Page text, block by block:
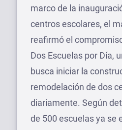
marco de la
centros escolares, el
reafirmó el
Dos Escuelas por Día,
busca iniciar la
remodelación de dos
diariamente. Según
de 500 escuelas ya se